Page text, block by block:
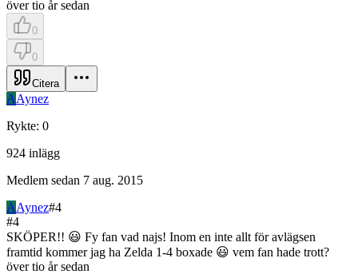
över tio år sedan
0
0
Citera
AAynez
Rykte: 0
924 inlägg
Medlem sedan 7 aug. 2015
AAynez#4
#4
SKÖPER!! 😃 Fy fan vad najs! Inom en inte allt för avlägsen
framtid kommer jag ha Zelda 1-4 boxade 😃 vem fan hade trott?
över tio år sedan